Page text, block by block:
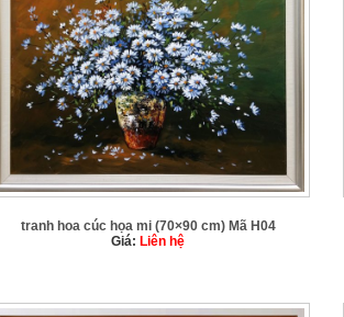
tranh hoa cúc họa mi (70×90 cm) Mã H04
Giá: Liên hệ